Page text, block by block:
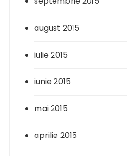
august 2015
iulie 2015
iunie 2015
mai 2015
aprilie 2015